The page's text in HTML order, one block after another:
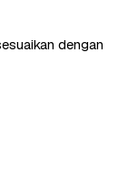
dengan